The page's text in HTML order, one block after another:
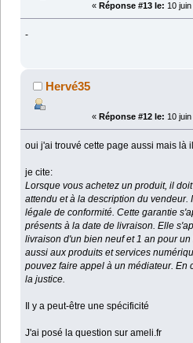
« Réponse #13 le: 10
-
Hervé35
« Réponse #12 le: 10
oui j'ai trouvé cette page aussi mais là
je cite:
Lorsque vous achetez un produit, il
attendu et à la description du
légale de conformité. Cette garantie
présents à la date de livraison. Elle
livraison d'un bien neuf et 1 an pour
aussi aux produits et services
pouvez faire appel à un médiateur. En
la justice.
Il y a peut-être une spécificité
J'ai posé la question sur ameli.fr